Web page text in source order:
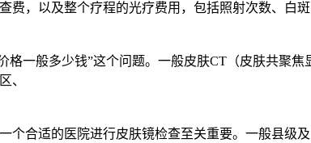
，以及整个疗程的光疗费用，包括照射次数、白
一般多少钱”这个问题。一般皮肤CT（皮肤共聚
、
合适的医院进行皮肤镜检查至关重要。一般县级